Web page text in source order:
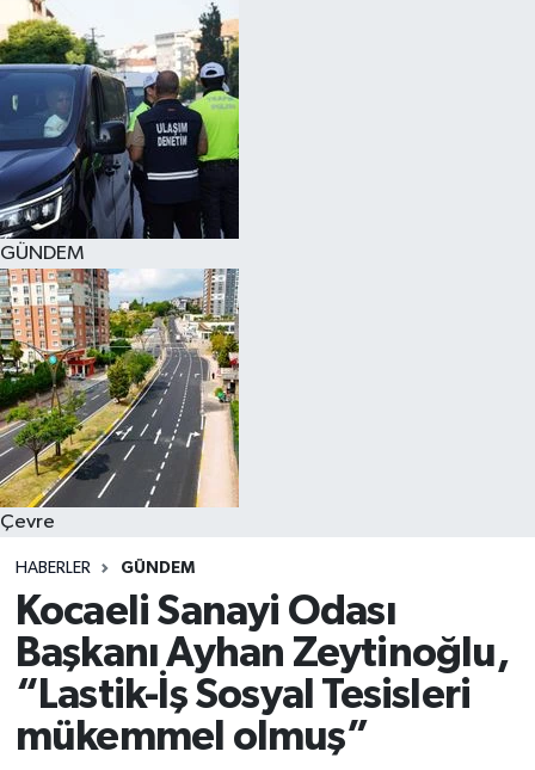
GÜNDEM
Çevre
HABERLER GÜNDEM
Kocaeli Sanayi Odası
Başkanı Ayhan Zeytinoğlu,
“Lastik-İş Sosyal Tesisleri
mükemmel olmuş”